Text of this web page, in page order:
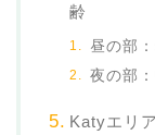
齢
昼の部
夜の部
Katyエリ